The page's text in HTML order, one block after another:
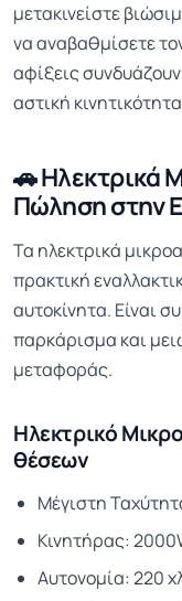
μετακινείστε
να αναβαθμίσετε
αφίξεις
αστική
🚗 Ηλεκτρικά
Πώληση στην
Τα ηλεκτρικά
πρακτική
αυτοκίνητα. Είναι
παρκάρισμα και
μεταφοράς.
Ηλεκτρικό
θέσεων
Μέγιστη
Κινητήρας:
Αυτονομία: 220